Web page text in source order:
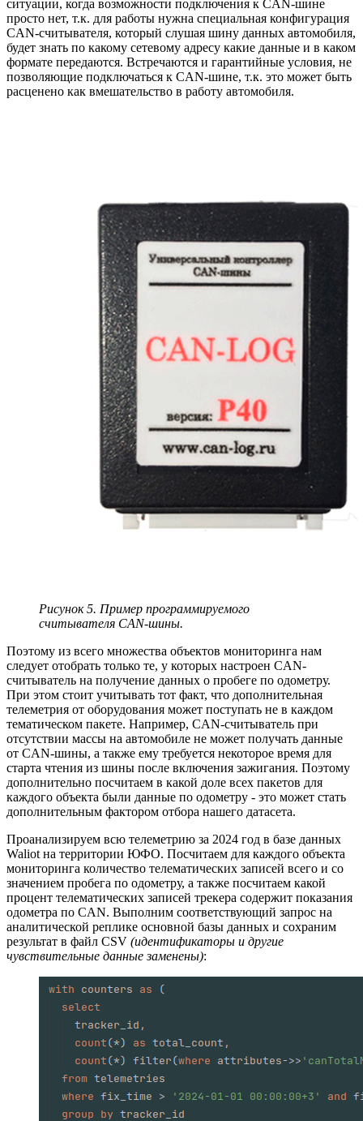
ситуации, когда возможности подключения к CAN-шине
просто нет, т.к. для работы нужна специальная конфигурация
CAN-считывателя, который слушая шину данных автомобиля,
будет знать по какому сетевому адресу какие данные и в каком
формате передаются. Встречаются и гарантийные условия, не
позволяющие подключаться к CAN-шине, т.к. это может быть
расценено как вмешательство в работу автомобиля.
Рисунок 5. Пример программируемого
считывателя CAN-шины.
Поэтому из всего множества объектов мониторинга нам
следует отобрать только те, у которых настроен CAN-
считыватель на получение данных о пробеге по одометру.
При этом стоит учитывать тот факт, что дополнительная
телеметрия от оборудования может поступать не в каждом
тематическом пакете. Например, CAN-считыватель при
отсутствии массы на автомобиле не может получать данные
от CAN-шины, а также ему требуется некоторое время для
старта чтения из шины после включения зажигания. Поэтому
дополнительно посчитаем в какой доле всех пакетов для
каждого объекта были данные по одометру - это может стать
дополнительным фактором отбора нашего датасета.
Проанализируем всю телеметрию за 2024 год в базе данных
Waliot на территории ЮФО. Посчитаем для каждого объекта
мониторинга количество телематических записей всего и со
значением пробега по одометру, а также посчитаем какой
процент телематических записей трекера содержит показания
одометра по CAN. Выполним соответствующий запрос на
аналитической реплике основной базы данных и сохраним
результат в файл CSV (идентификаторы и другие
чувствительные данные заменены):